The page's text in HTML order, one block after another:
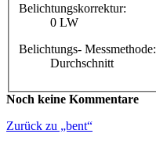
Belichtungskorrektur:
0 LW
Belichtungs- Messmethode:
Durchschnitt
Noch keine Kommentare
Zurück zu „bent“